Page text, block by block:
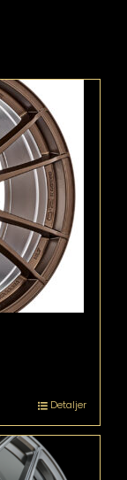
Detaljer